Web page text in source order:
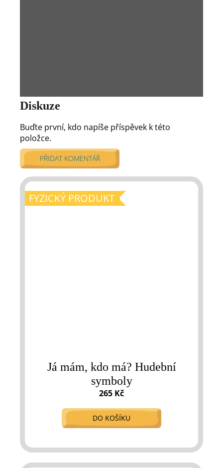
FYZICKÝ PRODUKT
Já mám, kdo má? Hudební
symboly
265 Kč
DO KOŠÍKU
Diskuze
Buďte první, kdo napíše příspěvek k této
položce.
PŘIDAT KOMENTÁŘ